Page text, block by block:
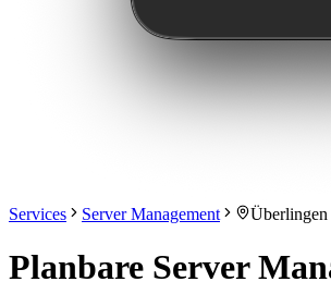
Services Server Management Überlingen
Planbare Server